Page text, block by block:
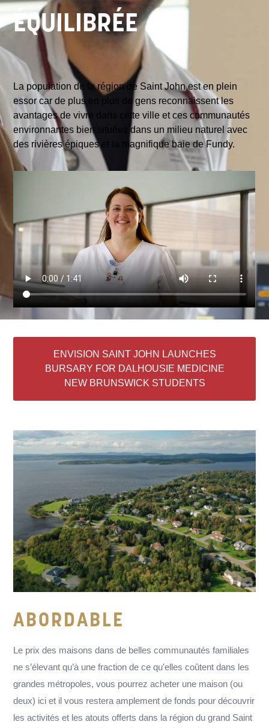
ÉQUILIBRÉE
La population de la région de Saint John est en plein
essor car de plus en plus de gens reconnaissent les
avantages de vivre dans cette ville et ces communautés
environnantes bien situées dans un milieu naturel avec
des rivières épiques et la magnifique baie de Fundy.
ENVISION SAINT JOHN LAUNCHES
BURSARY FOR DALHOUSIE MEDICINE
NEW BRUNSWICK STUDENTS
ABORDABLE
Le prix des maisons dans de belles communautés familiales
ne s’élevant qu’à une fraction de ce qu'elles coûtent dans les
grandes métropoles, vous pourrez acheter une maison (ou
deux) ici et il vous restera amplement de fonds pour découvrir
les activités et les atouts offerts dans la région du grand Saint